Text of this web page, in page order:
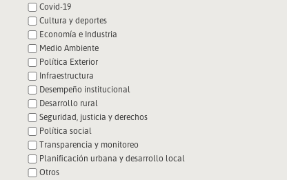
Covid-19
Cultura y deportes
Economía e Industria
Medio Ambiente
Política Exterior
Infraestructura
Desempeño institucional
Desarrollo rural
Seguridad, justicia y derechos
Política social
Transparencia y monitoreo
Planificación urbana y desarrollo local
Otros